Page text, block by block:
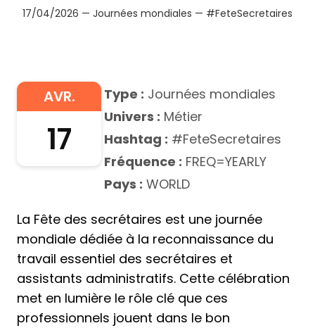
17/04/2026 — Journées mondiales — #FeteSecretaires
AVR.
17
Type : Journées mondiales
Univers : Métier
Hashtag : #FeteSecretaires
Fréquence : FREQ=YEARLY
Pays : WORLD
La Fête des secrétaires est une journée
mondiale dédiée à la reconnaissance du
travail essentiel des secrétaires et
assistants administratifs. Cette célébration
met en lumière le rôle clé que ces
professionnels jouent dans le bon